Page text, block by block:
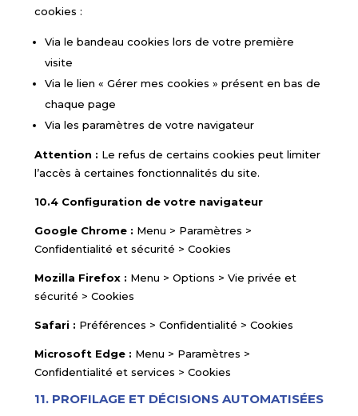
cookies :
Via le bandeau cookies lors de votre première
visite
Via le lien « Gérer mes cookies » présent en bas de
chaque page
Via les paramètres de votre navigateur
Attention : Le refus de certains cookies peut limiter
l’accès à certaines fonctionnalités du site.
10.4 Configuration de votre navigateur
Google Chrome : Menu > Paramètres >
Confidentialité et sécurité > Cookies
Mozilla Firefox : Menu > Options > Vie privée et
sécurité > Cookies
Safari : Préférences > Confidentialité > Cookies
Microsoft Edge : Menu > Paramètres >
Confidentialité et services > Cookies
11. PROFILAGE ET DÉCISIONS AUTOMATISÉES